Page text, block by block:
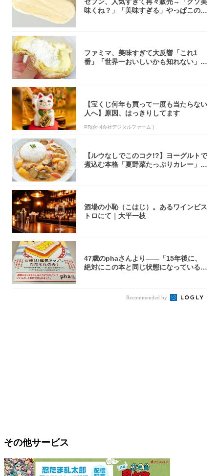
味くね？」「美味すぎる」やっぱこのク
ファミマ、美味すぎて大反響「これ1
番」「世界一おいしいかも知れない」
【宝くじ何年も買って一度も当たらない
人へ】原因、はっきりしてます
PR(合同会社デジタルファーム )
【ルウなしでこのコク!?】ヨーグルトで
煮込む本格「夏野菜たっぷりカレー」作
酒場の小恥（こはじ）。あるワインビス
トロにて｜大平一枝
47歳のphaさんより――「15年後に、
絶対にこの本と同じ状態になっている自
Recommended by
その他サービス